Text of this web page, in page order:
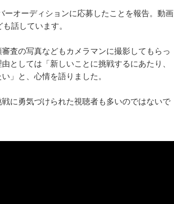
ーオーディションに応募したことを報告。動画
話しています。
査の写真などもカメラマンに撮影してもらっ
としては「新しいことに挑戦するにあたり、
」と、心情を語りました。
に勇気づけられた視聴者も多いのではないで